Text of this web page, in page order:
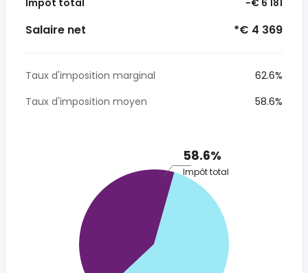
Impôt total -€ 6 181
Salaire net *€ 4 369
Taux d'imposition marginal
62.6%
Taux d'imposition moyen
58.6%
58.6%
Impôt total